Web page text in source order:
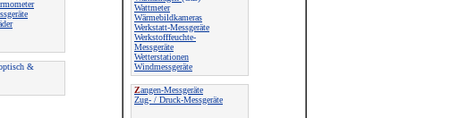
&
Wattmeter
Wärmebildkameras
Werkstatt-Messgeräte
Werkstofffeuchte-
Messgeräte
Wetterstationen
Windmessgeräte
Zangen-Messgeräte
Zug- / Druck-Messgeräte